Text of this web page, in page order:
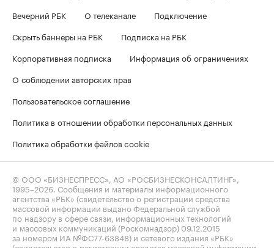
Вечерний РБК
О телеканале
Подключение
Скрыть баннеры на РБК
Подписка на РБК
Корпоративная подписка
Информация об ограничениях
О соблюдении авторских прав
Пользовательское соглашение
Политика в отношении обработки персональных данных
Политика обработки файлов cookie
© ООО «БИЗНЕСПРЕСС», АО «РОСБИЗНЕСКОНСАЛТИНГ»,
1995–2026. Сообщения и материалы информационного
агентства «РБК» (свидетельство о регистрации средства
массовой информации выдано Федеральной службой
по надзору в сфере связи, информационных технологий
и массовых коммуникаций (Роскомнадзор) 09.12.2015
за номером ИА №ФС77-63848) и сетевого издания «РБК»